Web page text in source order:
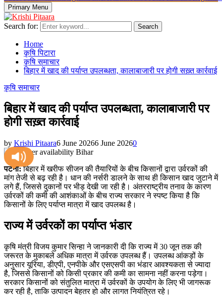
Primary Menu
Search for: Search
Home
कृषि पिटारा
कृषि समाचार
बिहार में खाद की पर्याप्त उपलब्धता, कालाबाजारी पर होगी सख़्त कार्रवाई
कृषि समाचार
बिहार में खाद की पर्याप्त उपलब्धता, कालाबाजारी पर
होगी सख़्त कार्रवाई
by Krishi Pitaara6 June 20266 June 20260
पटना:बिहार में खरीफ सीजन की तैयारियों के बीच किसानों द्वारा उर्वरकों की
मांग तेजी से बढ़ रही है। धान की नर्सरी डालने के साथ ही किसान खाद जुटाने में
लगे हैं, जिससे दुकानों पर भीड़ देखी जा रही है। अंतरराष्ट्रीय तनाव के कारण
उर्वरकों की कमी की आशंकाओं के बीच राज्य सरकार ने स्पष्ट किया है कि
किसानों के लिए पर्याप्त मात्रा में खाद उपलब्ध है।
राज्य में उर्वरकों का पर्याप्त भंडार
कृषि मंत्री विजय कुमार सिन्हा ने जानकारी दी कि राज्य में 30 जून तक की
जरूरत के मुकाबले अधिक मात्रा में उर्वरक उपलब्ध हैं। उपलब्ध आंकड़ों के
अनुसार यूरिया, डीएपी, एनपीके और एसएसपी का भंडार आवश्यकता से ज्यादा
है, जिससे किसानों को किसी प्रकार की कमी का सामना नहीं करना पड़ेगा।
सरकार किसानों को संतुलित मात्रा में उर्वरकों के उपयोग के लिए भी जागरूक
कर रही है, ताकि उत्पादन बेहतर हो और लागत नियंत्रित रहे।